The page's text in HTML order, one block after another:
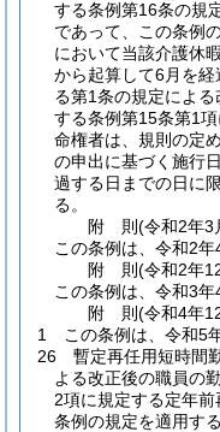
する条例第16条の規
であって、この条例
において当該介護休
から起算して6月を
る第1条の規定によ
する条例第15条第1
命権者は、規則の定
の申出に基づく施行
過する日までの日に
る。
附 則(令和2年3
この条例は、令和2年
附 則(令和2年
この条例は、令和3年
附 則(令和4年
1
この条例は、令和5
26
暫定再任用短時間
よる改正後の職員の
2項に規定する定年
条例の規定を適用する